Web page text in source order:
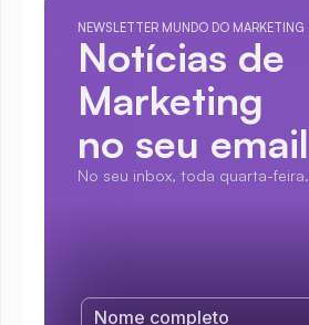
NEWSLETTER MUNDO DO MARKETING
Notícias de
Marketing
no seu email
No seu inbox, toda quarta-feira.